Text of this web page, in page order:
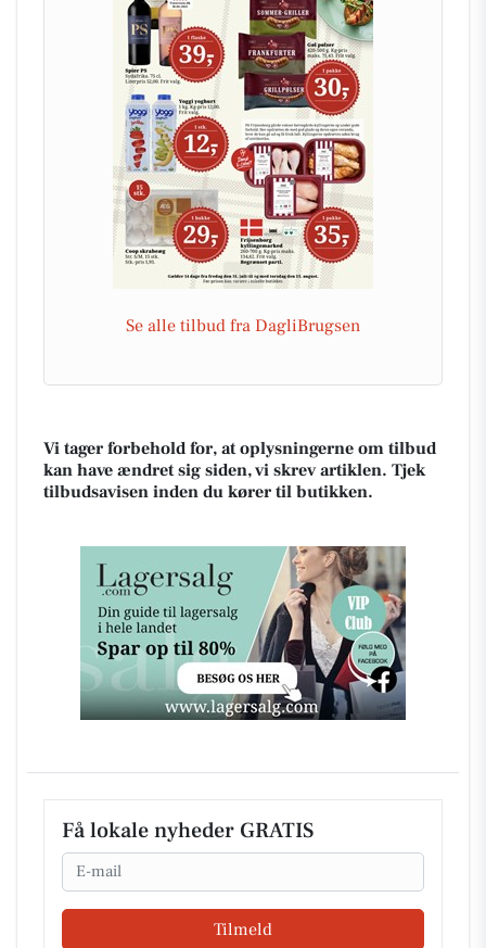
Se alle tilbud fra DagliBrugsen
Vi tager forbehold for, at oplysningerne om tilbud
kan have ændret sig siden, vi skrev artiklen. Tjek
tilbudsavisen inden du kører til butikken.
Få lokale nyheder GRATIS
Email
Tilmeld